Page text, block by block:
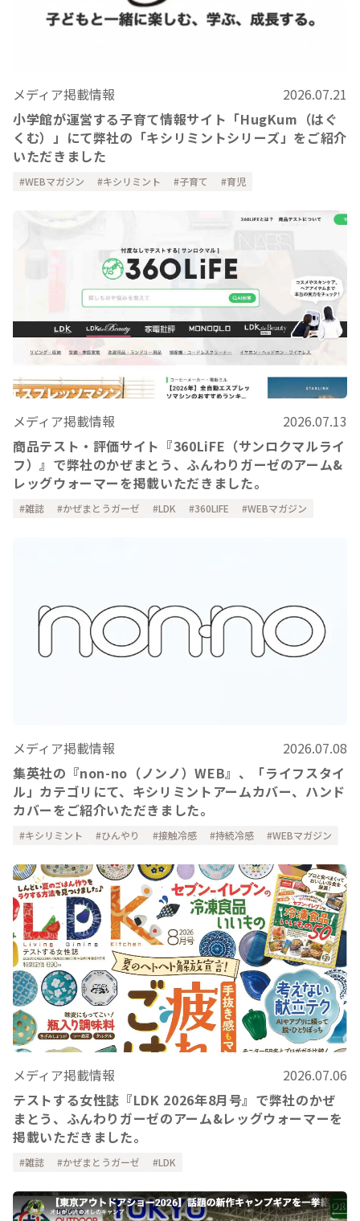
メディア掲載情報
2026.07.21
小学館が運営する子育て情報サイト「HugKum（はぐ
くむ）」にて弊社の「キシリミントシリーズ」をご紹介
いただきました
WEBマガジン キシリミント 子育て 育児
メディア掲載情報
2026.07.13
商品テスト・評価サイト『360LiFE（サンロクマルライ
フ）』で弊社のかぜまとう、ふんわりガーゼのアーム&
レッグウォーマーを掲載いただきました。
雑誌 かぜまとうガーゼ LDK 360LIFE WEBマガジン
メディア掲載情報
2026.07.08
集英社の『non-no（ノンノ）WEB』、「ライフスタイ
ル」カテゴリにて、キシリミントアームカバー、ハンド
カバーをご紹介いただきました。
キシリミント ひんやり 接触冷感 持続冷感 WEBマガジン
メディア掲載情報
2026.07.06
テストする女性誌『LDK 2026年8月号』で弊社のかぜ
まとう、ふんわりガーゼのアーム&レッグウォーマーを
掲載いただきました。
雑誌 かぜまとうガーゼ LDK